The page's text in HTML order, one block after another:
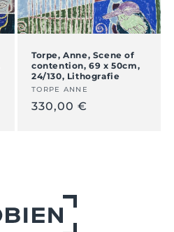
Torpe, Anne, Scene of
contention, 69 x 50cm,
24/130, Lithografie
Künstler:
TORPE ANNE
Normaler
330,00 €